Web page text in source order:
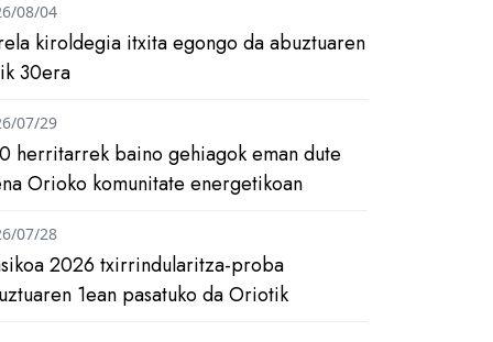
kiroldegia itxita egongo da abuztuaren
30era
08/04
herritarrek baino gehiagok eman dute
Orioko komunitate energetikoan
07/29
2026 txirrindularitza-proba
1ean pasatuko da Oriotik
07/28